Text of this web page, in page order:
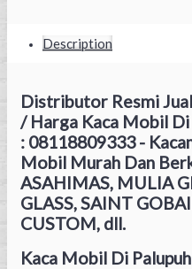
Description
Distributor Resmi
/ Harga Kaca Mobil Di
: 08118809333 -
Mobil Murah Dan
ASAHIMAS, MULIA
GLASS, SAINT
CUSTOM, dll.
Kaca Mobil Di Palupuh